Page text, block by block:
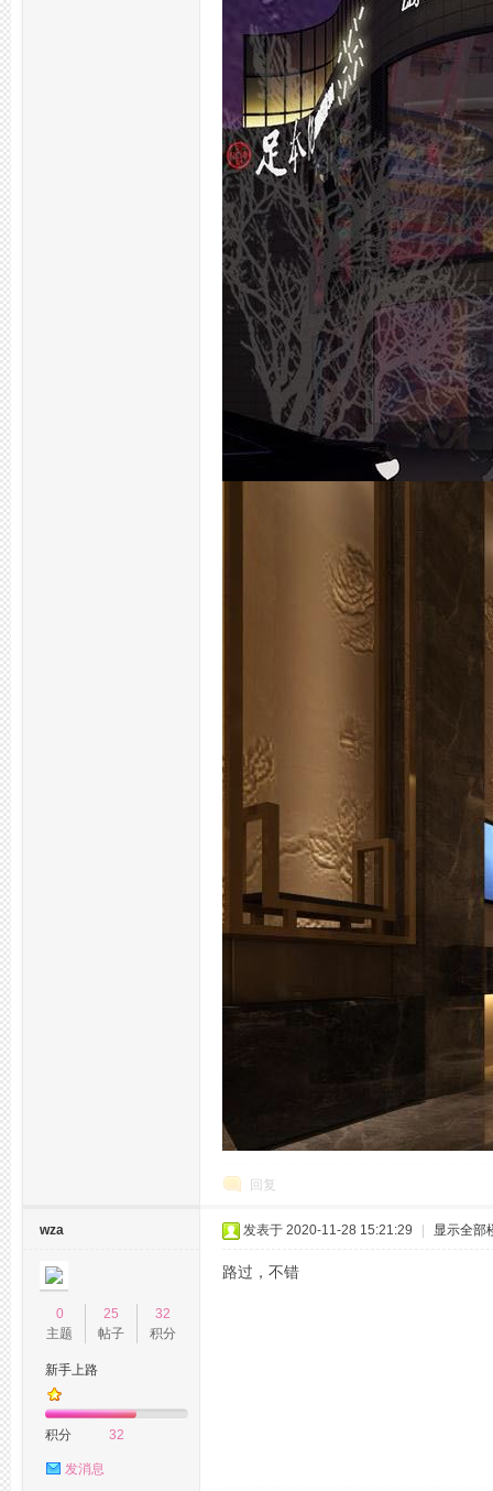
回复
wza
0
主题
25
帖子
32
积分
新手上路
积分 32
发消息
发表于 2020-11-28 15:21:29 显示全部
路过，不错